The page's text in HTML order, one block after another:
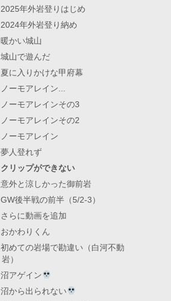
2025年外岩登りはじめ
2024年外岩登り納め
暖かい城山
城山で遊んだ
夏に入りかけな甲府幕
ノーモアレイン...
ノーモアレインその3
ノーモアレインその2
ノーモアレイン
夢人登れず
クリップができない
意外と涼しかった御前岩
GW後半戦の前半（5/2-3）
さらに動画を追加
おかわりくん
初めての岩場で勘違い（白河不動
岩）
沼アゲイン
沼から出られない